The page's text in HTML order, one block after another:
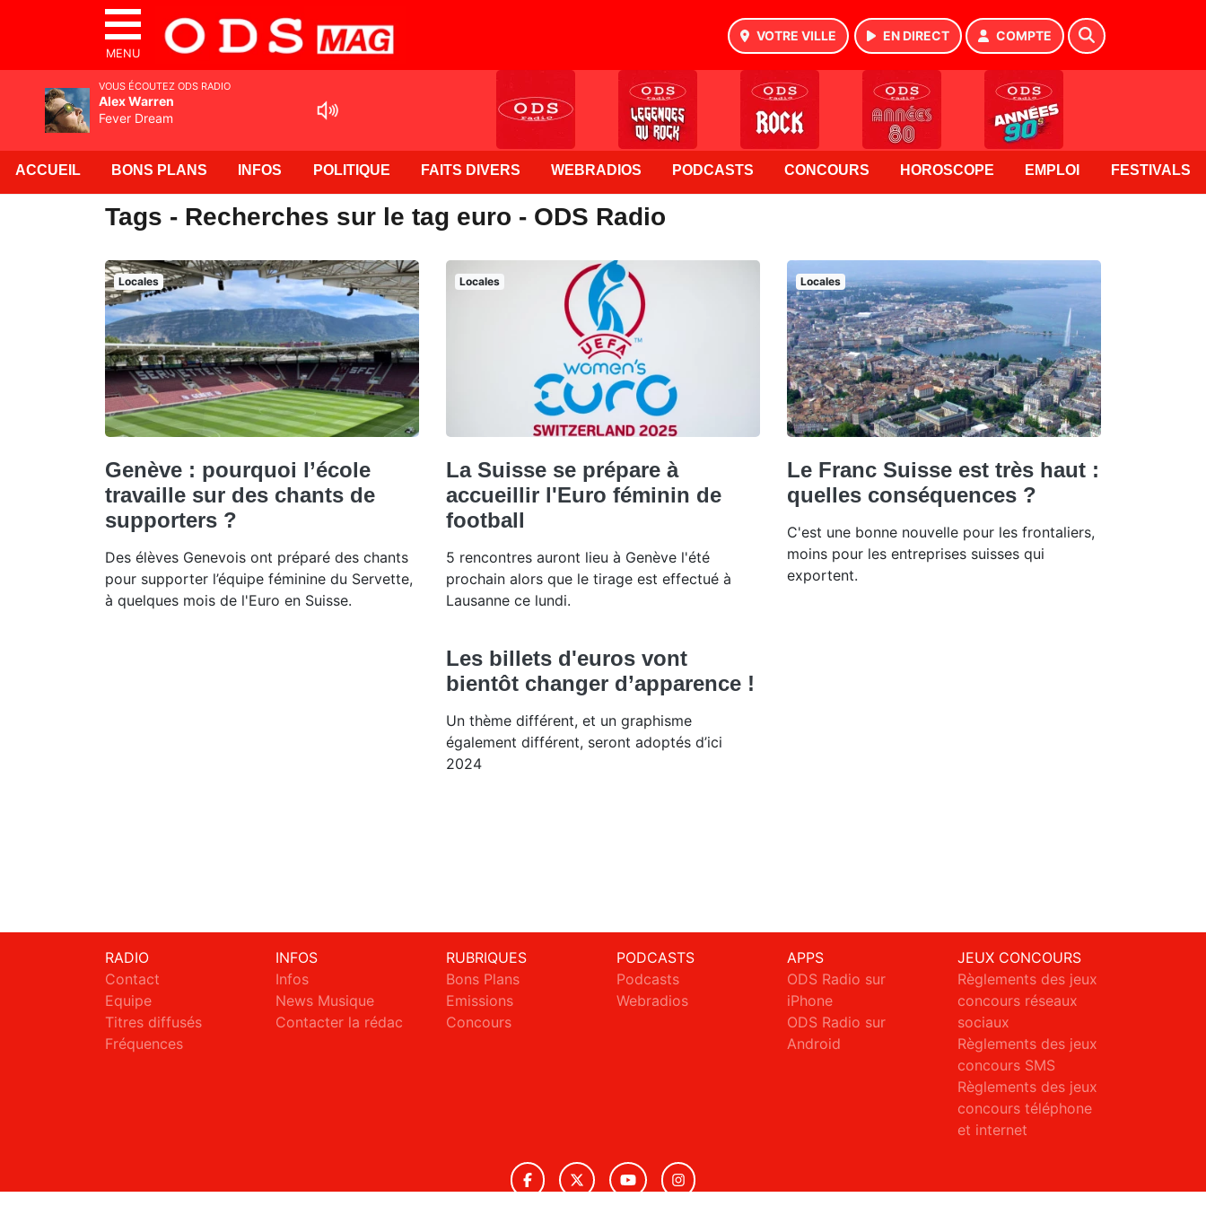
MENU
VOTRE VILLE EN DIRECT COMPTE
ACCUEIL BONS PLANS INFOS POLITIQUE FAITS DIVERS WEBRADIOS PODCASTS CONCOURS HOROSCOPE EMPLOI FESTIVALS
Tags - Recherches sur le tag euro - ODS Radio
Locales
Genève : pourquoi l’école
travaille sur des chants de
supporters ?
Des élèves Genevois ont préparé des chants
pour supporter l’équipe féminine du Servette,
à quelques mois de l'Euro en Suisse.
Locales
La Suisse se prépare à
accueillir l'Euro féminin de
football
5 rencontres auront lieu à Genève l'été
prochain alors que le tirage est effectué à
Lausanne ce lundi.
Locales
Le Franc Suisse est très haut :
quelles conséquences ?
C'est une bonne nouvelle pour les frontaliers,
moins pour les entreprises suisses qui
exportent.
Les billets d'euros vont
bientôt changer d’apparence !
Un thème différent, et un graphisme
également différent, seront adoptés d’ici
2024
RADIO
Contact
Equipe
Titres diffusés
Fréquences
INFOS
Infos
News Musique
Contacter la rédac
RUBRIQUES
Bons Plans
Emissions
Concours
PODCASTS
Podcasts
Webradios
APPS
ODS Radio sur
iPhone
ODS Radio sur
Android
JEUX CONCOURS
Règlements des jeux
concours réseaux
sociaux
Règlements des jeux
concours SMS
Règlements des jeux
concours téléphone
et internet
VOUS ÉCOUTEZ ODS RADIO
Alex Warren
Fever Dream